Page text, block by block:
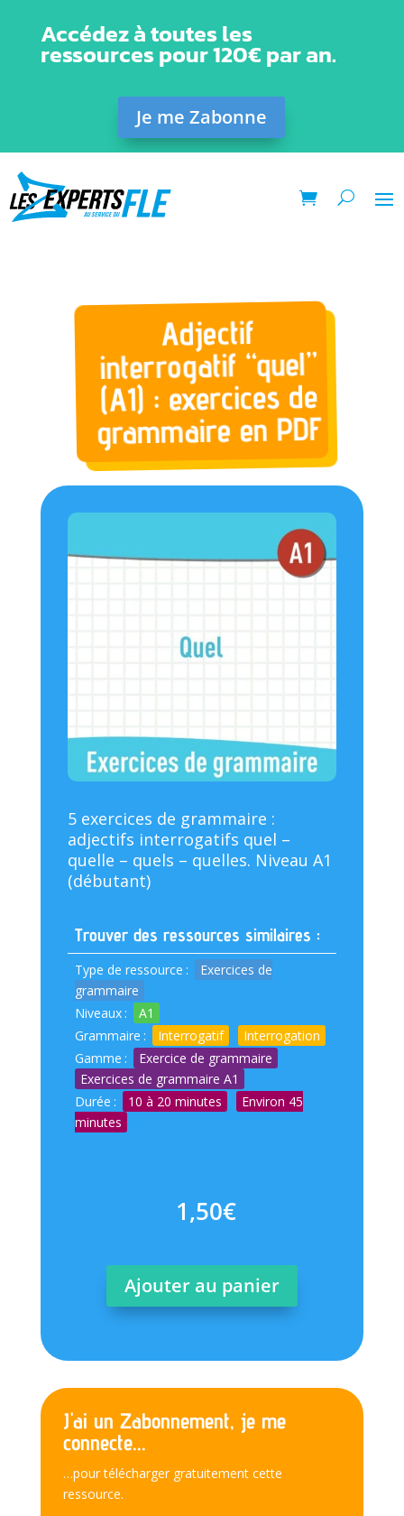
Accédez à toutes les
ressources pour 120€ par an.
Je me Zabonne
Adjectif
interrogatif “quel”
(A1) : exercices de
grammaire en PDF
5 exercices de grammaire :
adjectifs interrogatifs quel –
quelle – quels – quelles. Niveau A1
(débutant)
Trouver des ressources similaires :
Type de ressource :
Exercices de
grammaire
Niveaux :
A1
Grammaire : Interrogatif
Interrogation
Gamme :
Exercice de grammaire
Exercices de grammaire A1
Durée : 10 à 20 minutes
Environ 45
minutes
1,50€
Ajouter au panier
J'ai un Zabonnement, je me
connecte...
…pour télécharger gratuitement cette
ressource.